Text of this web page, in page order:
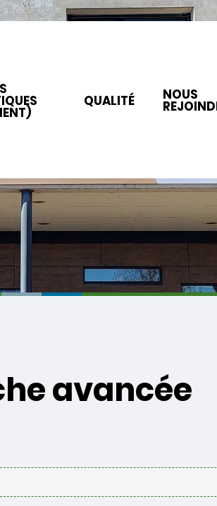
QUALITÉ NOUS
avancée